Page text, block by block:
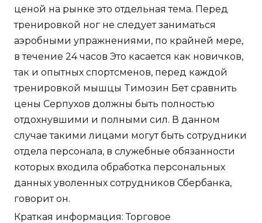
ценой на рынке это отдельная тема. Перед
тренировкой ног не следует заниматься
аэробными упражнениями, по крайней мере,
в течение 24 часов Это касается как новичков,
так и опытных спортсменов, перед каждой
тренировкой мышцы Tимозин Бет сравнить
цены Серпухов должны быть полностью
отдохнувшими и полными сил. В данном
случае такими лицами могут быть сотрудники
отдела персонала, в служебные обязанности
которых входила обработка персональных
данных уволенных сотрудников Сбербанка,
говорит он.
Краткая информация: Торговое